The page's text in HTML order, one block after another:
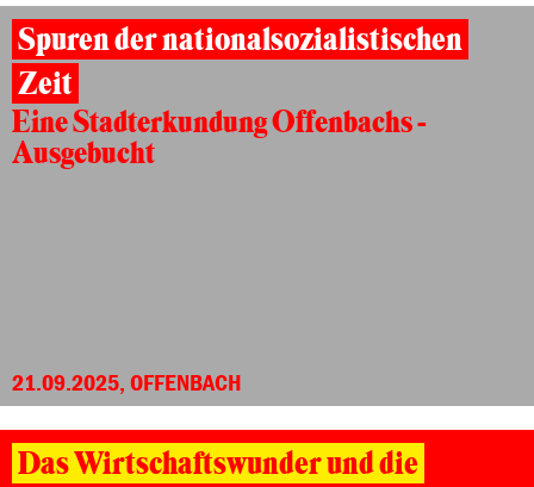
Spuren der nationalsozialistischen
Zeit
Eine Stadterkundung Offenbachs -
Ausgebucht
21.09.2025, OFFENBACH
Das Wirtschaftswunder und die